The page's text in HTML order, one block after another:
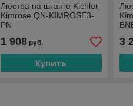
Люстра на штанге Kichler
Kimrose QN-KIMROSE3-
PN
1 908руб.
Купить
3